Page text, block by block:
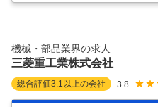
は～ 1.技術研究・開発・要素およ
用ファン駆動ギアシステムの設計
した民間航空機向け製品の技術開
ム等） 2.量産維持技術業務等 ・設
…
機械・部品業界の求人
三菱重工業株式会社
総合評価3.1 以上の会社 3.8